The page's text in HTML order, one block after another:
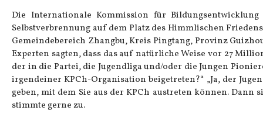
Die Internationale Kommission für
Selbstverbrennung auf dem Platz des Himmlischen
Gemeindebereich Zhangbu, Kreis Pingtang, Provinz
Experten sagten, dass das auf natürliche Weise vor 27
der in die Partei, die Jugendliga und/oder die Jungen
irgendeiner KPCh-Organisation beigetreten?“ „Ja, der
geben, mit dem Sie aus der KPCh austreten können.
stimmte gerne zu.